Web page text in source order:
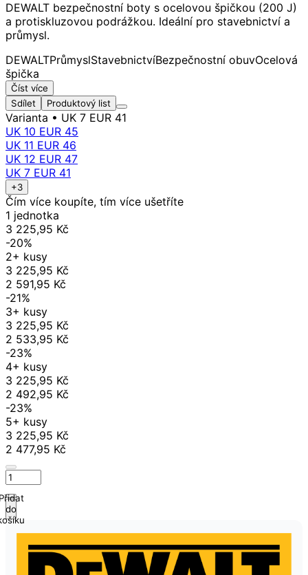
DEWALT bezpečnostní boty s ocelovou špičkou (200 J)
a protiskluzovou podrážkou. Ideální pro stavebnictví a
průmysl.
DEWALTPrůmyslStavebnictvíBezpečnostní obuvOcelová
špička
Číst více
Sdílet
Produktový list
Varianta • UK 7 EUR 41
UK 10 EUR 45
UK 11 EUR 46
UK 12 EUR 47
UK 7 EUR 41
+3
Čím více koupíte, tím více ušetříte
1 jednotka
3 225,95 Kč
-20%
2+ kusy
3 225,95 Kč
2 591,95 Kč
-21%
3+ kusy
3 225,95 Kč
2 533,95 Kč
-23%
4+ kusy
3 225,95 Kč
2 492,95 Kč
-23%
5+ kusy
3 225,95 Kč
2 477,95 Kč
do